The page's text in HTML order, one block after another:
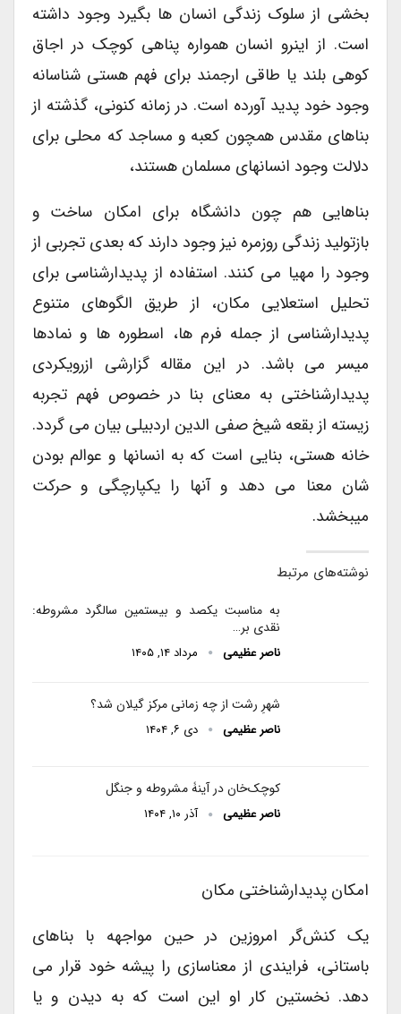
بخشی از سلوک زندگی انسان ها بگیرد وجود داشته
است. از اینرو انسان همواره پناهی کوچک در اجاق
کوهی بلند یا طاقی ارجمند برای فهم هستی شناسانه
وجود خود پدید آورده است. در زمانه کنونی، گذشته از
بناهای مقدس همچون کعبه و مساجد که محلی برای
دلالت وجود انسانهای مسلمان هستند،
بناهایی هم چون دانشگاه برای امکان ساخت و
بازتولید زندگی روزمره نیز وجود دارند که بعدی تجربی از
وجود را مهیا می کنند. استفاده از پدیدارشناسی برای
تحلیل استعلایی مکان، از طریق الگوهای متنوع
پدیدارشناسی از جمله فرم ها، اسطوره ها و نمادها
میسر می باشد. در این مقاله گزارشی ازرویکردی
پدیدارشناختی به معنای بنا در خصوص فهم تجربه
زیسته از بقعه شیخ صفی الدین اردبیلی بیان می گردد.
خانه هستی، بنایی است که به انسانها و عوالم بودن
شان معنا می دهد و آنها را یکپارچگی و حرکت
میبخشد.
نوشته‌های مرتبط
به مناسبت یکصد و بیستمین سالگرد مشروطه:
نقدی بر…
ناصر عظیمی مرداد ۱۴, ۱۴۰۵
شهرِ رشت از چه زمانی مرکز گیلان شد؟
ناصر عظیمی دی ۶, ۱۴۰۴
کوچک‌خان در آینۀ مشروطه و جنگل
ناصر عظیمی آذر ۱۰, ۱۴۰۴
امکان پدیدارشناختی مکان
یک کنش‌گر امروزین در حین مواجهه با بناهای
باستانی، فرایندی از معناسازی را پیشه خود قرار می
دهد. نخستین کار او این است که به دیدن و یا